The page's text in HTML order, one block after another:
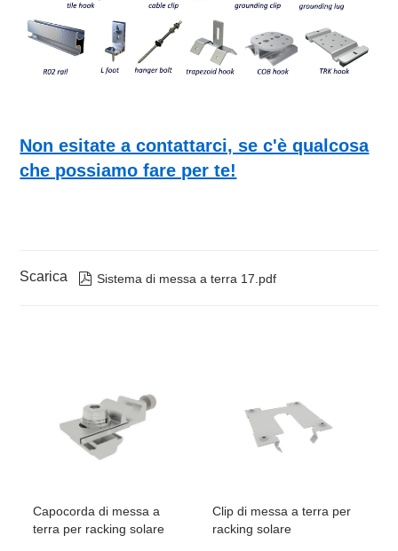
Non esitate a contattarci, se c'è qualcosa
che possiamo fare per te!
Scarica  Sistema di messa a terra 17.pdf
Capocorda di messa a
terra per racking solare
Clip di messa a terra per
racking solare